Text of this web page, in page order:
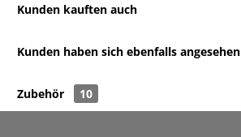
Kunden kauften auch
Kunden haben sich ebenfalls angesehen
Zubehör 10